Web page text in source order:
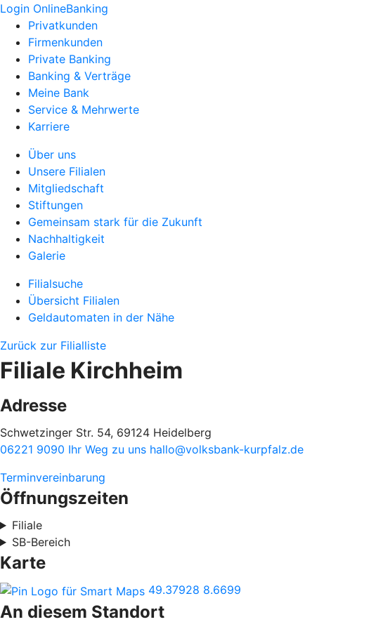
Login OnlineBanking
Privatkunden
Firmenkunden
Private Banking
Banking & Verträge
Meine Bank
Service & Mehrwerte
Karriere
Über uns
Unsere Filialen
Mitgliedschaft
Stiftungen
Gemeinsam stark für die Zukunft
Nachhaltigkeit
Galerie
Filialsuche
Übersicht Filialen
Geldautomaten in der Nähe
Zurück zur Filialliste
Filiale Kirchheim
Adresse
Schwetzinger Str. 54, 69124 Heidelberg
06221 9090 Ihr Weg zu uns hallo@volksbank-kurpfalz.de
Terminvereinbarung
Öffnungszeiten
Filiale
SB-Bereich
Karte
49.37928 8.6699
An diesem Standort